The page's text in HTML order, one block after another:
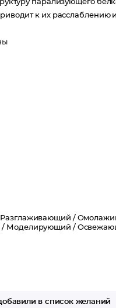
парализующего
к их
Разглаживающий /
/ Моделирующий /
в список желаний